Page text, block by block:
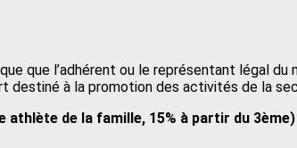
que l’adhérent ou le représentant légal
à la promotion des activités de la
de la famille, 15% à partir du